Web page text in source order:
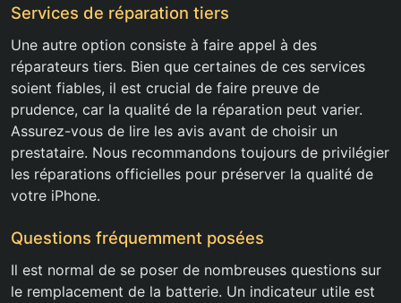
Services de réparation tiers
Une autre option consiste à faire appel à des
réparateurs tiers. Bien que certaines de ces services
soient fiables, il est crucial de faire preuve de
prudence, car la qualité de la réparation peut varier.
Assurez-vous de lire les avis avant de choisir un
prestataire. Nous recommandons toujours de privilégier
les réparations officielles pour préserver la qualité de
votre iPhone.
Questions fréquemment posées
Il est normal de se poser de nombreuses questions sur
le remplacement de la batterie. Un indicateur utile est